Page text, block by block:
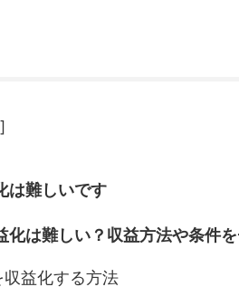
]
は難しいです
は難しい？収益方法や条件を
益化する方法